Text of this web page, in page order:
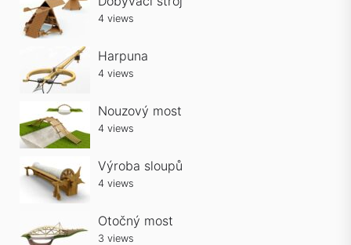
4 views
Harpuna
4 views
Nouzový most
4 views
Výroba sloupů
4 views
Otočný most
3 views